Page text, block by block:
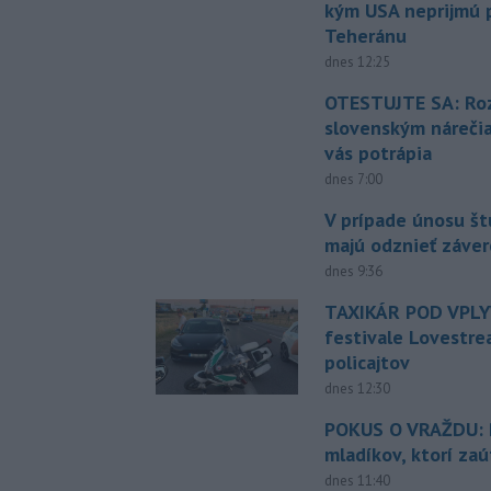
kým USA neprijmú
Teheránu
dnes 12:25
OTESTUJTE SA:
slovenským
vás potrápia
dnes 7:00
V prípade únosu
majú odznieť
dnes 9:36
TAXIKÁR POD
festivale
policajtov
dnes 12:30
POKUS O
mladíkov, ktorí
dnes 11:40